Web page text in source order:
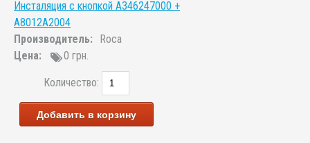
Инсталяция с кнопкой A346247000 +
A8012A2004
Производитель:
Roca
Цена:
0 грн.
Количество:
Добавить в корзину